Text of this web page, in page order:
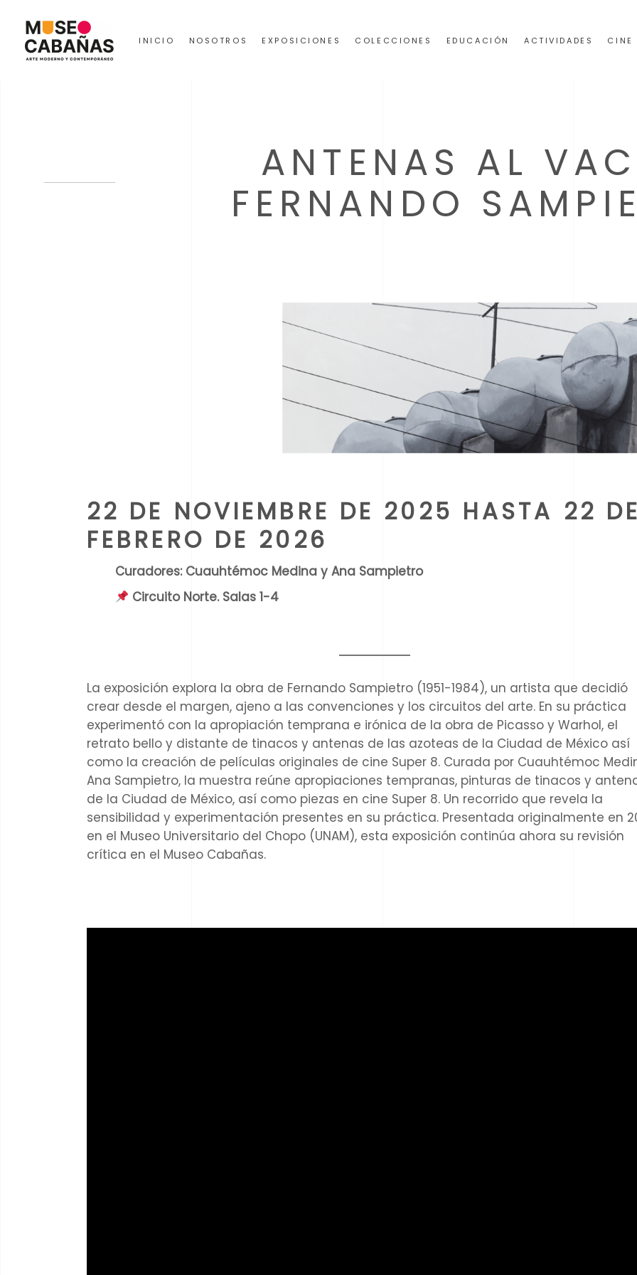
INICIO NOSOTROS EXPOSICIONES COLECCIONES EDUCACIÓN ACTIVIDADES CINE
ANTENAS AL
FERNANDO
22 DE NOVIEMBRE DE 2025 HASTA 22 DE
FEBRERO DE 2026
Curadores: Cuauhtémoc Medina y Ana Sampietro
Circuito Norte. Salas 1-4
La exposición explora la obra de Fernando Sampietro (1951-1984), un artista que decidió
crear desde el margen, ajeno a las convenciones y los circuitos del arte. En su práctica
experimentó con la apropiación temprana e irónica de la obra de Picasso y Warhol, el
retrato bello y distante de tinacos y antenas de las azoteas de la Ciudad de México así
como la creación de películas originales de cine Super 8. Curada por Cuauhtémoc
Ana Sampietro, la muestra reúne apropiaciones tempranas, pinturas de tinacos y
de la Ciudad de México, así como piezas en cine Super 8. Un recorrido que revela la
sensibilidad y experimentación presentes en su práctica. Presentada originalmente en
en el Museo Universitario del Chopo (UNAM), esta exposición continúa ahora su revisión
crítica en el Museo Cabañas.